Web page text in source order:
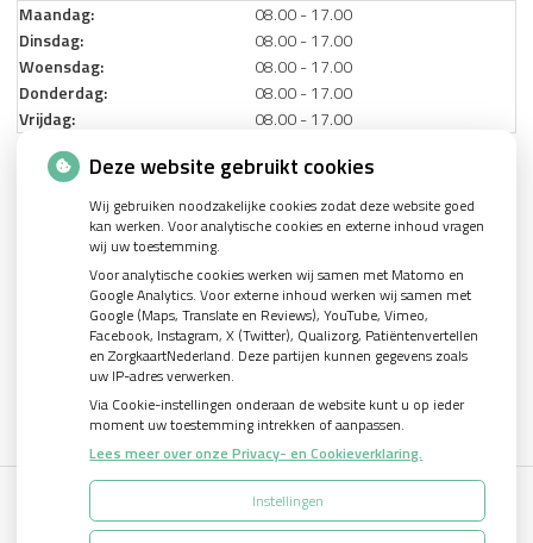
Maandag:
08.00 - 17.00
Dinsdag:
08.00 - 17.00
Woensdag:
08.00 - 17.00
Donderdag:
08.00 - 17.00
Vrijdag:
08.00 - 17.00
Nieuws
Let op: valse Infomedics-mails over openstaande rekening
Tanden bleken? Laat het veilig doen!
Gezond tandvlees: de basis voor een gezonde mond
Naar de tandarts in het buitenland? Wees op je hoede!
Uw Zorg Online|Beheer
Deze website gebruikt cookies
Wij gebruiken noodzakelijke cookies zodat deze website goed
kan werken. Voor analytische cookies en externe inhoud vragen
wij uw toestemming.
Voor analytische cookies werken wij samen met Matomo en
Google Analytics. Voor externe inhoud werken wij samen met
Google (Maps, Translate en Reviews), YouTube, Vimeo,
Facebook, Instagram, X (Twitter), Qualizorg, Patiëntenvertellen
en ZorgkaartNederland. Deze partijen kunnen gegevens zoals
uw IP-adres verwerken.
Via Cookie-instellingen onderaan de website kunt u op ieder
moment uw toestemming intrekken of aanpassen.
Lees meer over onze Privacy- en Cookieverklaring.
Instellingen